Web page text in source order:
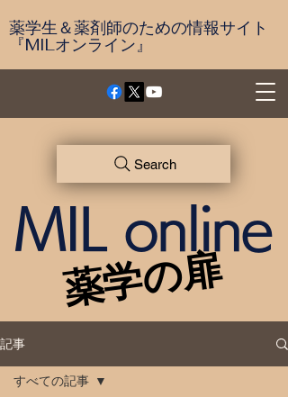
薬学生＆薬剤師のための情報サイト
『MILオンライン』
薬学の扉
薬学の扉
MIL online
Search
記事
すべての記事